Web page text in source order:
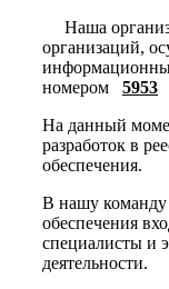
Наша
организаций,
номером 5953
На данный
разработок в
обеспечения.
В нашу команду
обеспечения
специалисты и
деятельности.